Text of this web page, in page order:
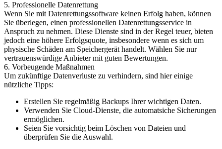
5. Professionelle Datenrettung
Wenn Sie mit Datenrettungssoftware keinen Erfolg haben, können
Sie überlegen, einen professionellen Datenrettungsservice in
Anspruch zu nehmen. Diese Dienste sind in der Regel teuer, bieten
jedoch eine höhere Erfolgsquote, insbesondere wenn es sich um
physische Schäden am Speichergerät handelt. Wählen Sie nur
vertrauenswürdige Anbieter mit guten Bewertungen.
6. Vorbeugende Maßnahmen
Um zukünftige Datenverluste zu verhindern, sind hier einige
nützliche Tipps:
Erstellen Sie regelmäßig Backups Ihrer wichtigen Daten.
Verwenden Sie Cloud-Dienste, die automatsiche Sicherungen
ermöglichen.
Seien Sie vorsichtig beim Löschen von Dateien und
überprüfen Sie die Auswahl.